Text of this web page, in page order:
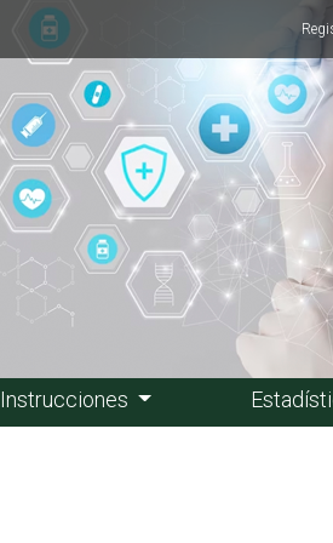
Instrucciones